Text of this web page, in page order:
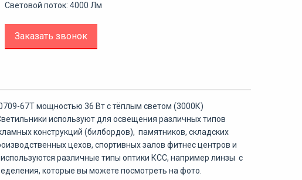
Световой поток: 4000 Лм
Заказать звонок
67Т мощностью 36 Вт с тёплым светом (3000К)
используют для освещения различных типов
конструкций (билбордов), памятников, складских
цехов, спортивных залов фитнес центров и
различные типы оптики КСС, например линзы с
которые вы можете посмотреть на фото.